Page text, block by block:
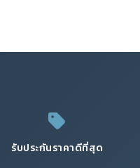
รับประกันราคาดีที่สุด